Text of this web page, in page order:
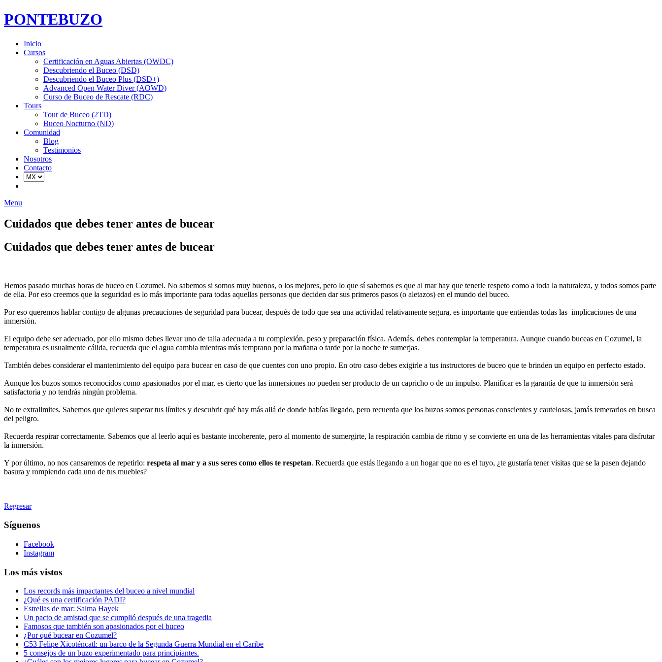
PONTEBUZO
Inicio
Cursos
Certificación en Aguas Abiertas (OWDC)
Descubriendo el Buceo (DSD)
Descubriendo el Buceo Plus (DSD+)
Advanced Open Water Diver (AOWD)
Curso de Buceo de Rescate (RDC)
Tours
Tour de Buceo (2TD)
Buceo Nocturno (ND)
Comunidad
Blog
Testimonios
Nosotros
Contacto
Menu
Cuidados que debes tener antes de bucear
Cuidados que debes tener antes de bucear
Hemos pasado muchas horas de buceo en Cozumel. No sabemos si somos muy buenos, o los mejores, pero lo que sí sabemos es que al mar hay que tenerle respeto como a toda la naturaleza, y todos somos parte
de ella. Por eso creemos que la seguridad es lo más importante para todas aquellas personas que deciden dar sus primeros pasos (o aletazos) en el mundo del buceo.
Por eso queremos hablar contigo de algunas precauciones de seguridad para bucear, después de todo que sea una actividad relativamente segura, es importante que entiendas todas las implicaciones de una
inmersión.
El equipo debe ser adecuado, por ello mismo debes llevar uno de talla adecuada a tu complexión, peso y preparación física. Además, debes contemplar la temperatura. Aunque cuando buceas en Cozumel, la
temperatura es usualmente cálida, recuerda que el agua cambia mientras más temprano por la mañana o tarde por la noche te sumerjas.
También debes considerar el mantenimiento del equipo para bucear en caso de que cuentes con uno propio. En otro caso debes exigirle a tus instructores de buceo que te brinden un equipo en perfecto estado.
Aunque los buzos somos reconocidos como apasionados por el mar, es cierto que las inmersiones no pueden ser producto de un capricho o de un impulso. Planificar es la garantía de que tu inmersión será
satisfactoria y no tendrás ningún problema.
No te extralimites. Sabemos que quieres superar tus límites y descubrir qué hay más allá de donde habías llegado, pero recuerda que los buzos somos personas conscientes y cautelosas, jamás temerarios en busca
del peligro.
Recuerda respirar correctamente. Sabemos que al leerlo aquí es bastante incoherente, pero al momento de sumergirte, la respiración cambia de ritmo y se convierte en una de las herramientas vitales para disfrutar
la inmersión.
Y por último, no nos cansaremos de repetirlo: respeta al mar y a sus seres como ellos te respetan. Recuerda que estás llegando a un hogar que no es el tuyo, ¿te gustaría tener visitas que se la pasen dejando
basura y rompiendo cada uno de tus muebles?
Regresar
Síguenos
Facebook
Instagram
Los más vistos
Los records más impactantes del buceo a nivel mundial
¿Qué es una certificación PADI?
Estrellas de mar: Salma Hayek
Un pacto de amistad que se cumplió después de una tragedia
Famosos que también son apasionados por el buceo
¿Por qué bucear en Cozumel?
C53 Felipe Xicoténcatl: un barco de la Segunda Guerra Mundial en el Caribe
5 consejos de un buzo experimentado para principiantes.